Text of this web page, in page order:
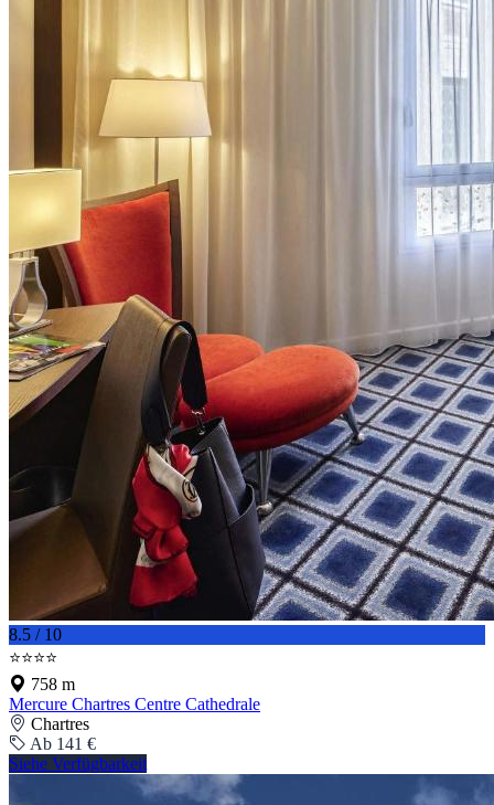
8.5 / 10
⭐⭐⭐⭐
758 m
Mercure Chartres Centre Cathedrale
Chartres
Ab 141 €
Siehe Verfügbarkeit